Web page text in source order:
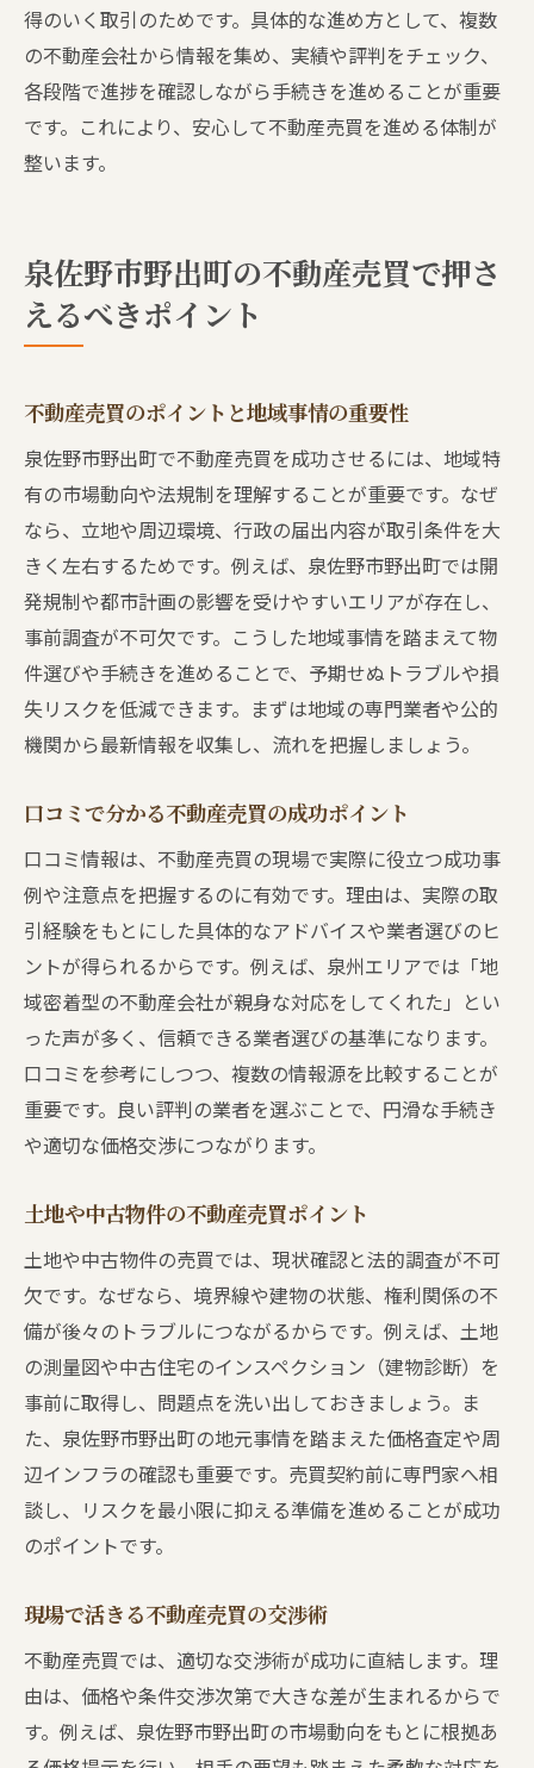
得のいく取引のためです。具体的な進め方として、複数
の不動産会社から情報を集め、実績や評判をチェック、
各段階で進捗を確認しながら手続きを進めることが重要
です。これにより、安心して不動産売買を進める体制が
整います。
泉佐野市野出町の不動産売買で押さ
えるべきポイント
不動産売買のポイントと地域事情の重要性
泉佐野市野出町で不動産売買を成功させるには、地域特
有の市場動向や法規制を理解することが重要です。なぜ
なら、立地や周辺環境、行政の届出内容が取引条件を大
きく左右するためです。例えば、泉佐野市野出町では開
発規制や都市計画の影響を受けやすいエリアが存在し、
事前調査が不可欠です。こうした地域事情を踏まえて物
件選びや手続きを進めることで、予期せぬトラブルや損
失リスクを低減できます。まずは地域の専門業者や公的
機関から最新情報を収集し、流れを把握しましょう。
口コミで分かる不動産売買の成功ポイント
口コミ情報は、不動産売買の現場で実際に役立つ成功事
例や注意点を把握するのに有効です。理由は、実際の取
引経験をもとにした具体的なアドバイスや業者選びのヒ
ントが得られるからです。例えば、泉州エリアでは「地
域密着型の不動産会社が親身な対応をしてくれた」とい
った声が多く、信頼できる業者選びの基準になります。
口コミを参考にしつつ、複数の情報源を比較することが
重要です。良い評判の業者を選ぶことで、円滑な手続き
や適切な価格交渉につながります。
土地や中古物件の不動産売買ポイント
土地や中古物件の売買では、現状確認と法的調査が不可
欠です。なぜなら、境界線や建物の状態、権利関係の不
備が後々のトラブルにつながるからです。例えば、土地
の測量図や中古住宅のインスペクション（建物診断）を
事前に取得し、問題点を洗い出しておきましょう。ま
た、泉佐野市野出町の地元事情を踏まえた価格査定や周
辺インフラの確認も重要です。売買契約前に専門家へ相
談し、リスクを最小限に抑える準備を進めることが成功
のポイントです。
現場で活きる不動産売買の交渉術
不動産売買では、適切な交渉術が成功に直結します。理
由は、価格や条件交渉次第で大きな差が生まれるからで
す。例えば、泉佐野市野出町の市場動向をもとに根拠あ